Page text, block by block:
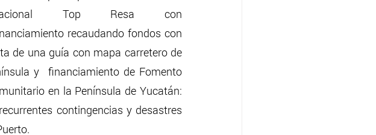
Top Resa con
recaudando fondos con
de una guía con mapa carretero de
y  financiamiento de Fomento
en la Península de Yucatán:
contingencias y desastres